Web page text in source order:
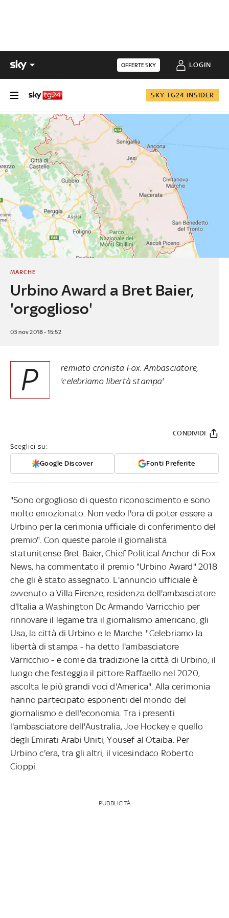
OFFERTE SKY LOGIN
SKY TG24 INSIDER
Urbino Award a Bret Baier,
'orgoglioso'
MARCHE
03 nov 2018 - 15:52
P
remiato cronista Fox. Ambasciatore,
'celebriamo libertà stampa'
Sceglici su:
Google Discover Fonti Preferite
CONDIVIDI
"Sono orgoglioso di questo riconoscimento e sono
molto emozionato. Non vedo l'ora di poter essere a
Urbino per la cerimonia ufficiale di conferimento del
premio". Con queste parole il giornalista
statunitense Bret Baier, Chief Political Anchor di Fox
News, ha commentato il premio "Urbino Award" 2018
che gli è stato assegnato. L'annuncio ufficiale è
avvenuto a Villa Firenze, residenza dell'ambasciatore
d'Italia a Washington Dc Armando Varricchio per
rinnovare il legame tra il giornalismo americano, gli
Usa, la città di Urbino e le Marche. "Celebriamo la
libertà di stampa - ha detto l'ambasciatore
Varricchio - e come da tradizione la città di Urbino, il
luogo che festeggia il pittore Raffaello nel 2020,
ascolta le più grandi voci d'America". Alla cerimonia
hanno partecipato esponenti del mondo del
giornalismo e dell'economia. Tra i presenti
l'ambasciatore dell'Australia, Joe Hockey e quello
degli Emirati Arabi Uniti, Yousef al Otaiba. Per
Urbino c'era, tra gli altri, il vicesindaco Roberto
Cioppi.
PUBBLICITÀ